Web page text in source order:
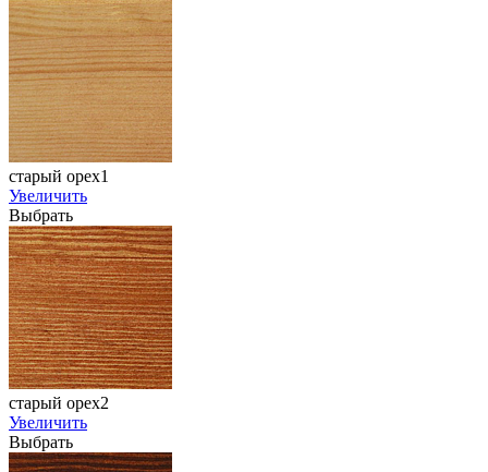
старый орех1
Увеличить
Выбрать
старый орех2
Увеличить
Выбрать